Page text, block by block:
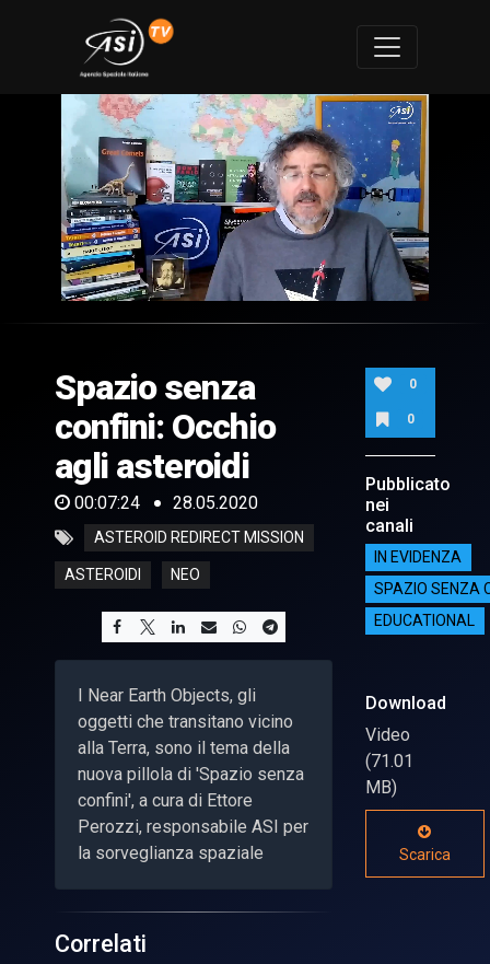
of
24
seconds
Spazio senza
confini: Occhio
agli asteroidi
00:07:24 28.05.2020
ASTEROID REDIRECT MISSION
ASTEROIDI NEO
I Near Earth Objects, gli
oggetti che transitano vicino
alla Terra, sono il tema della
nuova pillola di 'Spazio senza
confini', a cura di Ettore
Perozzi, responsabile ASI per
la sorveglianza spaziale
0
0
Pubblicato
nei
canali
IN EVIDENZA
SPAZIO SENZA
EDUCATIONAL
Download
Video
(71.01
MB)
Scarica
Correlati